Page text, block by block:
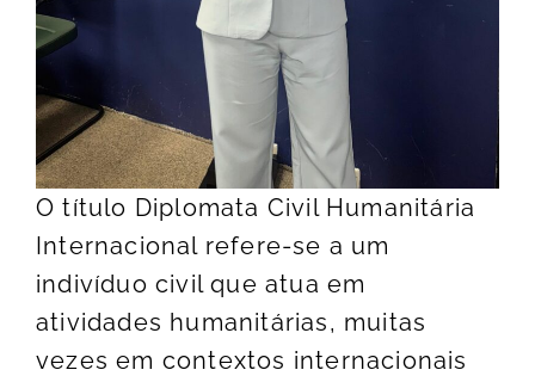
O título Diplomata Civil Humanitária
Internacional refere-se a um
indivíduo civil que atua em
atividades humanitárias, muitas
vezes em contextos internacionais